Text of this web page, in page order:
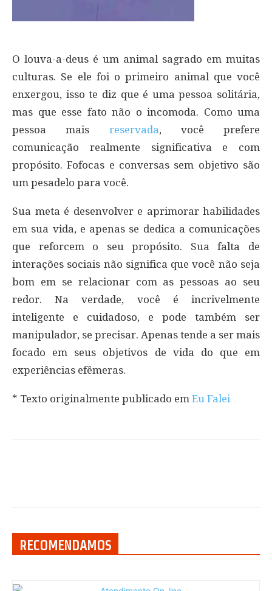
O louva-a-deus é um animal sagrado em muitas
culturas. Se ele foi o primeiro animal que você
enxergou, isso te diz que é uma pessoa solitária,
mas que esse fato não o incomoda. Como uma
pessoa mais reservada, você prefere
comunicação realmente significativa e com
propósito. Fofocas e conversas sem objetivo são
um pesadelo para você.
Sua meta é desenvolver e aprimorar habilidades
em sua vida, e apenas se dedica a comunicações
que reforcem o seu propósito. Sua falta de
interações sociais não significa que você não seja
bom em se relacionar com as pessoas ao seu
redor. Na verdade, você é incrivelmente
inteligente e cuidadoso, e pode também ser
manipulador, se precisar. Apenas tende a ser mais
focado em seus objetivos de vida do que em
experiências efêmeras.
* Texto originalmente publicado em Eu Falei
RECOMENDAMOS